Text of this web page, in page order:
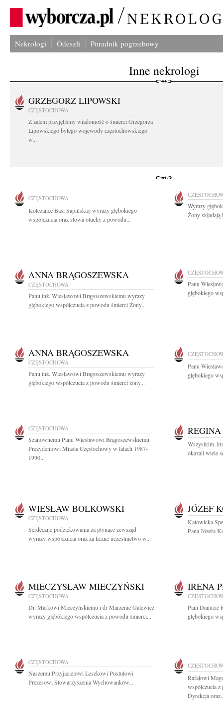
Nekrologi Odeszli Poradnik pogrzebowy
Inne nekrologi
GRZEGORZ LIPOWSKI
CZĘSTOCHOWA
Z żalem przyjęliśmy wiadomość o śmierci Grzegorza
Lipowskiego byłego wojewody częstochowskiego
w...
CZĘSTOCHOWA
Koleżance Basi Sapińskiej wyrazy głębokiego
współczucia oraz słowa otuchy z powodu...
Wyrazy
Żony
ANNA BRĄGOSZEWSKA
CZĘSTOCHOWA
Panu inż. Wiesławowi Brągoszewskiemu wyrazy
głębokiego współczucia z powodu śmierci Żony...
Panu
głębokiego
ANNA BRĄGOSZEWSKA
CZĘSTOCHOWA
Panu inż. Wiesławowi Brągoszewskiemu wyrazy
głębokiego współczucia z powodu śmierci żony...
Panu
głębokiego
CZĘSTOCHOWA
Szanownemu Panu Wiesławowi Brągoszewskiemu
Prezydentowi Miasta Częstochowy w latach 1987-
1990...
Wszystkim,
okazali wiele
WIESŁAW BOLKOWSKI
CZĘSTOCHOWA
Serdeczne podziękowania za płynące zewsząd
wyrazy współczucia oraz za liczne uczestnictwo w...
JÓZEF
Katowicka
Pana Józefa
MIECZYSŁAW MIECZYŃSKI
CZĘSTOCHOWA
Dr. Markowi Mieczyńskiemu i dr Marzenie Galewicz
wyrazy głębokiego współczucia z powodu śmierci...
IRENA
Pani Danucie
głębokiego
CZĘSTOCHOWA
Naszemu Przyjacielowi Leszkowi Pustułowi
Prezesowi Stowarzyszenia Wychowanków...
Rafałowi
współczucia
Dyrekcja